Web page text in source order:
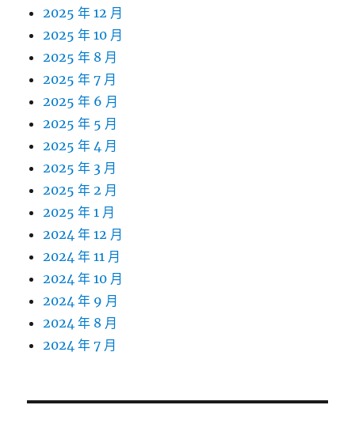
2025 年 12 月
2025 年 10 月
2025 年 8 月
2025 年 7 月
2025 年 6 月
2025 年 5 月
2025 年 4 月
2025 年 3 月
2025 年 2 月
2025 年 1 月
2024 年 12 月
2024 年 11 月
2024 年 10 月
2024 年 9 月
2024 年 8 月
2024 年 7 月